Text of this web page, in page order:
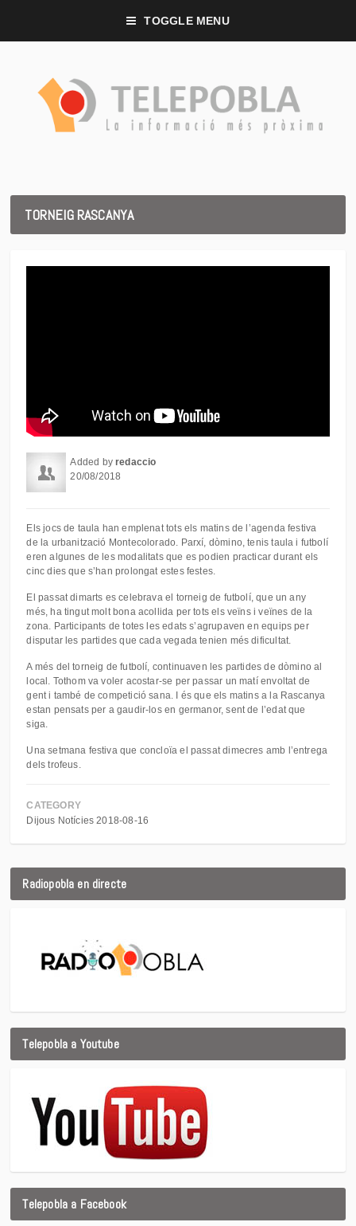
TOGGLE MENU
TORNEIG RASCANYA
Added byredaccio
20/08/2018
Els jocs de taula han emplenat tots els matins de l’agenda festiva
de la urbanització Montecolorado. Parxí, dòmino, tenis taula i futbolí
eren algunes de les modalitats que es podien practicar durant els
cinc dies que s’han prolongat estes festes.
El passat dimarts es celebrava el torneig de futbolí, que un any
més, ha tingut molt bona acollida per tots els veïns i veïnes de la
zona. Participants de totes les edats s’agrupaven en equips per
disputar les partides que cada vegada tenien més dificultat.
A més del torneig de futbolí, continuaven les partides de dòmino al
local. Tothom va voler acostar-se per passar un matí envoltat de
gent i també de competició sana. I és que els matins a la Rascanya
estan pensats per a gaudir-los en germanor, sent de l’edat que
siga.
Una setmana festiva que concloïa el passat dimecres amb l’entrega
dels trofeus.
CATEGORY
Dijous Notícies 2018-08-16
Radiopobla en directe
Telepobla a Youtube
Telepobla a Facebook